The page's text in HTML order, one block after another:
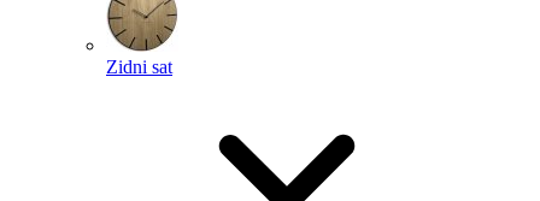
Zidni sat